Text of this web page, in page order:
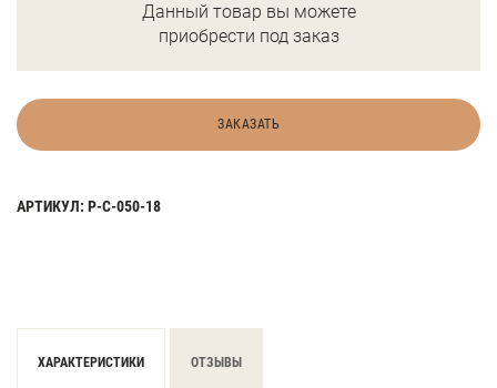
Данный товар вы можете
приобрести под заказ
ЗАКАЗАТЬ
АРТИКУЛ: Р-С-050-18
ХАРАКТЕРИСТИКИ ОТЗЫВЫ